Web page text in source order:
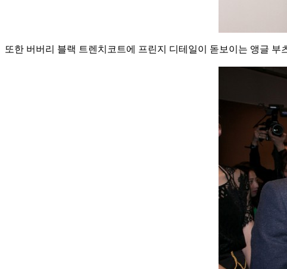
또한 버버리 블랙 트렌치코트에 프린지 디테일이 돋보이는 앵글